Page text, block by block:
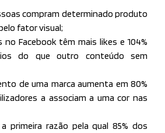
compram determinado produto
fator visual;
no Facebook têm mais likes e 104%
do que outro conteúdo sem
de uma marca aumenta em 80%
a associam a uma cor nas
primeira razão pela qual 85% dos